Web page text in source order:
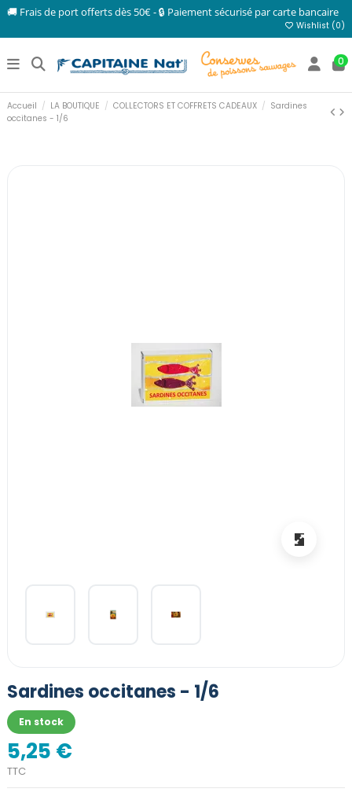
🚚 Frais de port offerts dès 50€ - 🔒 Paiement sécurisé par carte bancaire
Wishlist (0)
0
Accueil LA BOUTIQUE COLLECTORS ET COFFRETS CADEAUX
Sardines
occitanes - 1/6
Sardines occitanes - 1/6
En stock
5,25 €
TTC